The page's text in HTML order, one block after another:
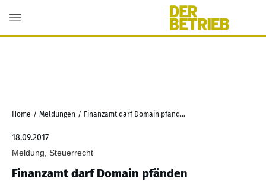
Home / Meldungen / Finanzamt darf Domain pfänden
18.09.2017
Meldung, Steuerrecht
Finanzamt darf Domain pfänden